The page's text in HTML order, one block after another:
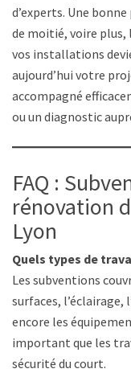
d’experts. Une
de moitié, voire plus,
vos installations
aujourd’hui votre
accompagné
ou un diagnostic
FAQ :
rénovation
Lyon
Quels types de
Les subventions
surfaces, l’éclairage,
encore les
important que les
sécurité du court.